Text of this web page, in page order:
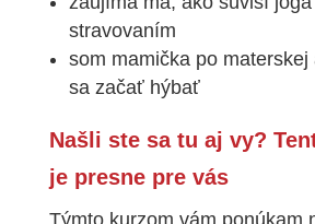
stravovaním
som mamička po materskej
sa začať hýbať
Našli ste sa tu aj vy?
je presne pre vás
Týmto kurzom vám ponúkam